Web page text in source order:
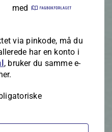
med
via pinkode, må du
har en konto i
, bruker du samme e-